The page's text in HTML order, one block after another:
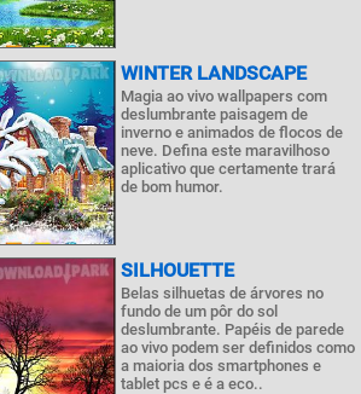
WINTER LANDSCAPE
Magia ao vivo wallpapers com
deslumbrante paisagem de
inverno e animados de flocos de
neve. Defina este maravilhoso
aplicativo que certamente trará
de bom humor.
SILHOUETTE
Belas silhuetas de árvores no
fundo de um pôr do sol
deslumbrante. Papéis de parede
ao vivo podem ser definidos como
a maioria dos smartphones e
tablet pcs e é a eco..